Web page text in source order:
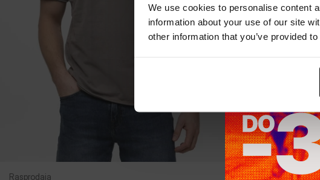
We use cookies to personalise content
information about your use of our site
other information that you’ve provided
Rasprodaja